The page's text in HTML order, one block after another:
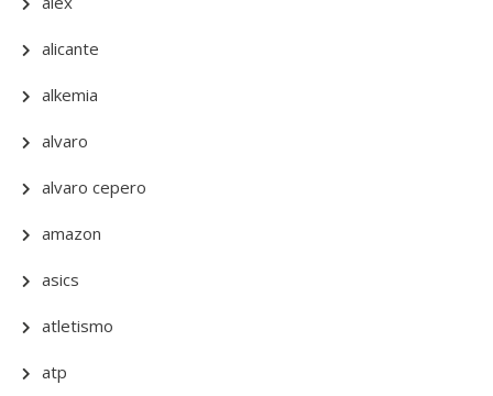
alicante
alkemia
alvaro
alvaro cepero
amazon
asics
atletismo
atp